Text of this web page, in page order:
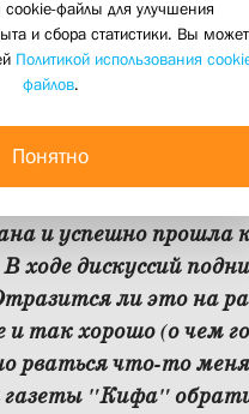
году
сентября 2008
отметил
и успешно прошла
ходе дискуссий
ли это на
хорошо (о чем
рваться что-то
газеты "Кифа"
файлы для улучшения
и сбора статистики. Вы
Политикой использования
файлов.
Понятно